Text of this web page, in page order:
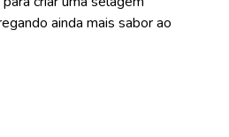
ainda mais sabor ao